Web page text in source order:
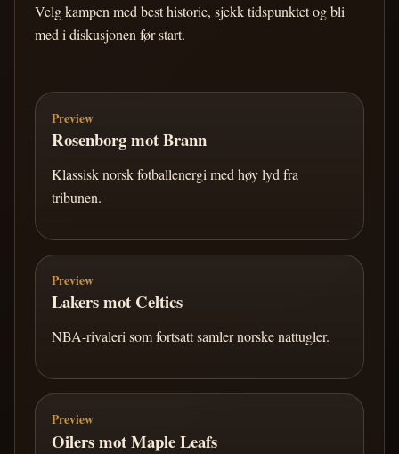
Velg kampen med best historie, sjekk tidspunktet og bli
med i diskusjonen før start.
Preview
Rosenborg mot Brann
Klassisk norsk fotballenergi med høy lyd fra
tribunen.
Preview
Lakers mot Celtics
NBA-rivaleri som fortsatt samler norske nattugler.
Preview
Oilers mot Maple Leafs